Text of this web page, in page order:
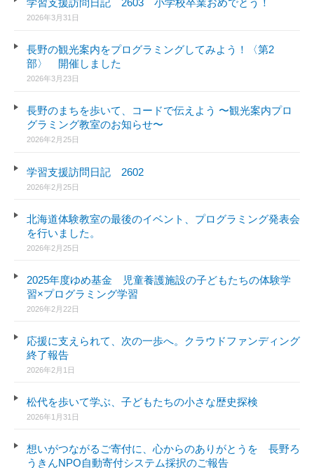
学習支援訪問日記 2603 小学校卒業おめでとう！
2026年3月31日
長野の観光案内をプログラミングしてみよう！〈第2
部〉 開催しました
2026年3月23日
長野のまちを歩いて、コードで伝えよう 〜観光案内プロ
グラミング教室のお知らせ〜
2026年2月25日
学習支援訪問日記 2602
2026年2月25日
北海道体験教室の最後のイベント、プログラミング発表会
を行いました。
2026年2月25日
2025年度ゆめ基金 児童養護施設の子どもたちの体験学
習×プログラミング学習
2026年2月22日
応援に支えられて、次の一歩へ。クラウドファンディング
終了報告
2026年2月1日
松代を歩いて学ぶ、子どもたちの小さな歴史探検
2026年1月31日
想いがつながるご寄付に、心からのありがとうを 長野ろ
うきんNPO自動寄付システム採択のご報告